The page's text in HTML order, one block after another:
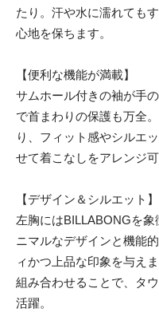
たり。汗や水に濡れても
心地を保ちます。
【便利な機能が満載】
サムホール付きの袖が手
で首まわりの保護も万全
り、フィット感やシルエ
せて着こなしをアレンジ可
【デザイン＆シルエット】
左胸にはBILLABONGを象
ニマルなデザインと機能
ィかつ上品な印象を与え
組み合わせることで、タ
活躍。